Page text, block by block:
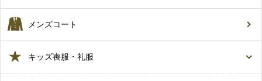
メンズコート
キッズ喪服・礼服